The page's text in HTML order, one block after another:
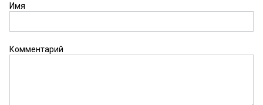
Имя
Комментарий